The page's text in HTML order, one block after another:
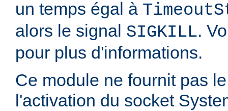
un temps égal à
alors le signal SIGKILL.
pour plus d'informations.
Ce module ne fournit pas
l'activation du socket